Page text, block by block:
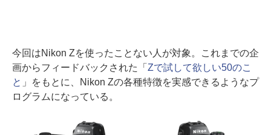
今回はNikon Zを使ったことない人が対象。これまでの企
画からフィードバックされた「 Zで試して欲しい50のこ
と 」をもとに、Nikon Zの各種特徴を実感できるようなプ
ログラムになっている。